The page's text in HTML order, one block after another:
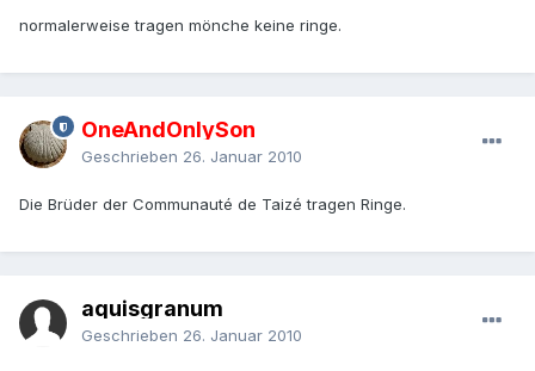
normalerweise tragen mönche keine ringe.
OneAndOnlySon
Geschrieben 26. Januar 2010
Die Brüder der Communauté de Taizé tragen Ringe.
aquisgranum
Geschrieben 26. Januar 2010